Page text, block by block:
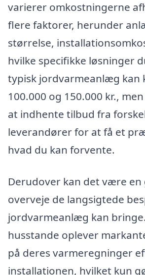
varierer omkostningerne
flere faktorer, herunder
størrelse,
hvilke specifikke løsninger
typisk jordvarmeanlæg kan
100.000 og 150.000 kr.,
at indhente tilbud fra
leverandører for at få et
hvad du kan forvente.
Derudover kan det være en
overveje de langsigtede
jordvarmeanlæg kan
husstande oplever
på deres varmeregninger
installationen, hvilket kun